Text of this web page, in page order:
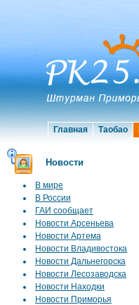
Главная Таобао
Новости
В мире
В России
ГАИ сообщает
Новости Арсеньева
Новости Артема
Новости Владивостока
Новости Дальнегорска
Новости Лесозаводска
Новости Находки
Новости Приморья